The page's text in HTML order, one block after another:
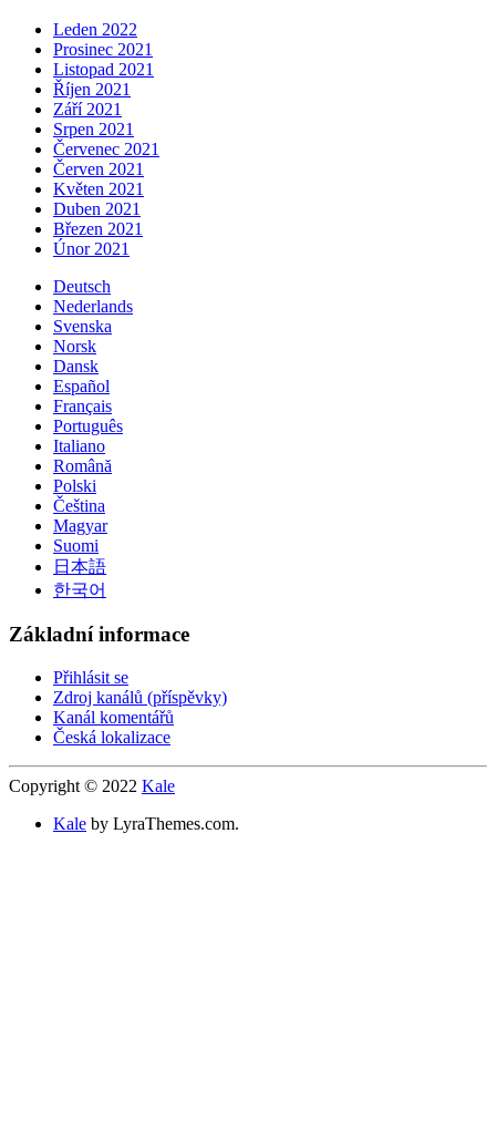
Leden 2022
Prosinec 2021
Listopad 2021
Říjen 2021
Září 2021
Srpen 2021
Červenec 2021
Červen 2021
Květen 2021
Duben 2021
Březen 2021
Únor 2021
Deutsch
Nederlands
Svenska
Norsk
Dansk
Español
Français
Português
Italiano
Română
Polski
Čeština
Magyar
Suomi
日本語
한국어
Základní informace
Přihlásit se
Zdroj kanálů (příspěvky)
Kanál komentářů
Česká lokalizace
Copyright © 2022 Kale
Kale by LyraThemes.com.